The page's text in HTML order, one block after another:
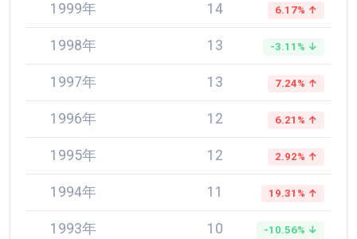
1999年 14 6.17% ↑
1998年 13 -3.11% ↓
1997年 13 7.24% ↑
1996年 12 6.21% ↑
1995年 12 2.92% ↑
1994年 11 19.31% ↑
1993年 10 -10.56% ↓